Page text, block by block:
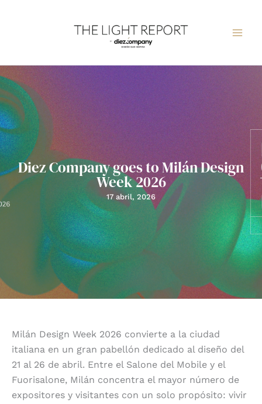
Diez Company goes to Milán Design
Week 2026
17 abril, 2026
Milán Design Week 2026 convierte a la ciudad
italiana en un gran pabellón dedicado al diseño del
21 al 26 de abril. Entre el Salone del Mobile y el
Fuorisalone, Milán concentra el mayor número de
expositores y visitantes con un solo propósito: vivir